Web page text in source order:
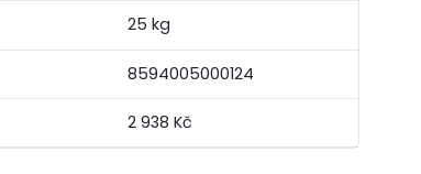
25 kg
8594005000124
2 938 Kč